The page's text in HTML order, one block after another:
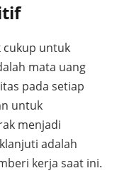
cukup untuk
mata uang
pada setiap
untuk
menjadi
adalah
kerja saat ini.